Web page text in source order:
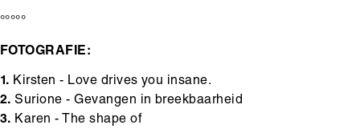
°°°°°
FOTOGRAFIE:
1. Kirsten - Love drives you insane.
2.Surione - Gevangen in breekbaarheid
3. Karen - The shape of